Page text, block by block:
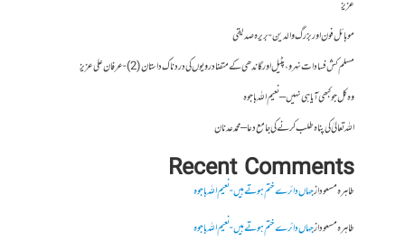
عزیز
موبائل فون اور بزرگ والدین- بریرہ صدیقی
مسلم کش فسادات نہرو، پٹیل اور گاندھی کے متضاد رویوں کی درد ناک داستان (2)- عرفان علی عزیز
وہ کل جو کبھی آیا ہی نہیں – نعیم اللہ باجوہ
اللہ تعالیٰ کی پناہ طلب کرنے کی جامع دعا – محمد عدنان
Recent Comments
طاہرہ مسعودازجہاں دائرے ختم ہوتے ہیں- نعیم اللہ باجوہ
طاہرہ مسعودازجہاں دائرے ختم ہوتے ہیں- نعیم اللہ باجوہ